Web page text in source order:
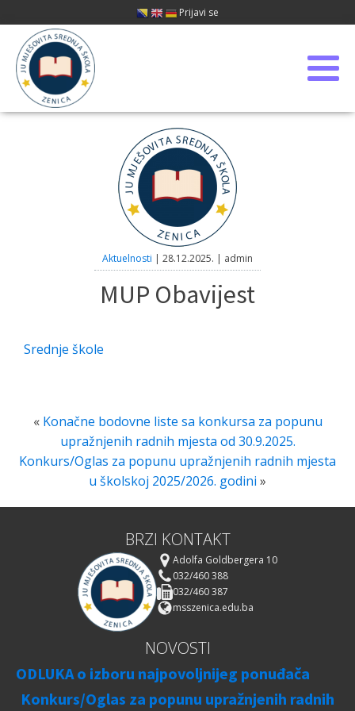
Prijavi se
Aktuelnosti | 28.12.2025. | admin
MUP Obavijest
Srednje škole
« Konačne bodovne liste sa konkursa za popunu
upražnjenih radnih mjesta od 30.9.2025.
Konkurs/Oglas za popunu upražnjenih radnih mjesta
u školskoj 2025/2026. godini »
BRZI KONTAKT
Adolfa Goldbergera 10
032/460 388
032/460 387
msszenica.edu.ba
NOVOSTI
ODLUKA o izboru najpovoljnijeg ponuđača
Konkurs/Oglas za popunu upražnjenih radnih